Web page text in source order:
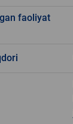
faoliyat